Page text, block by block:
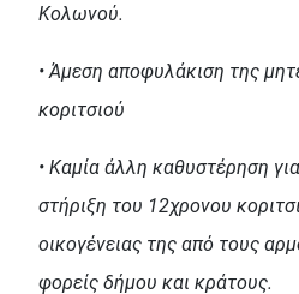
Κολωνού.
• Άμεση αποφυλάκιση της
κοριτσιού
• Καμία άλλη καθυστέρηση
στήριξη του 12χρονου
οικογένειας της από τους
φορείς δήμου και κράτους.